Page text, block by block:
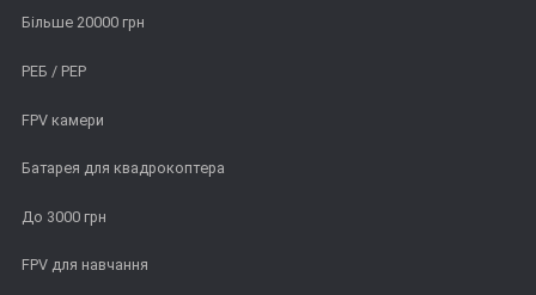
Більше 20000 грн
РЕБ / РЕР
FPV камери
Батарея для квадрокоптера
До 3000 грн
FPV для навчання